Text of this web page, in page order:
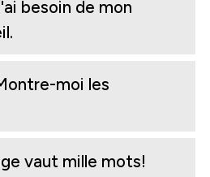
besoin de mon
moi les
vaut mille mots!